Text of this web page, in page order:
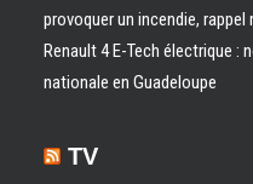
provoquer un incendie,
Renault 4 E-Tech électrique :
nationale en Guadeloupe
TV